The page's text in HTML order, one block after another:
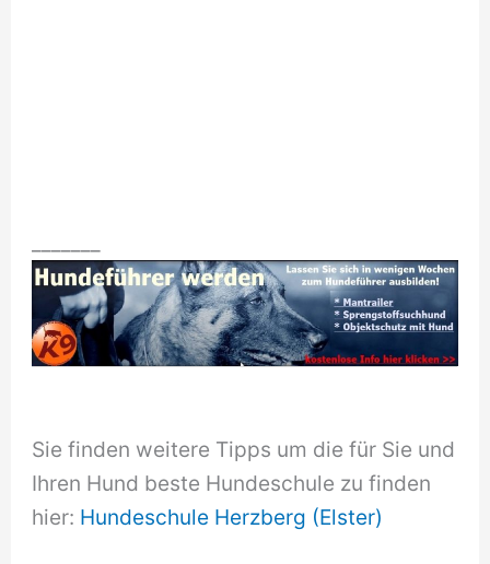
Sie finden weitere Tipps um die für Sie und
Ihren Hund beste Hundeschule zu finden
hier: Hundeschule Herzberg (Elster)